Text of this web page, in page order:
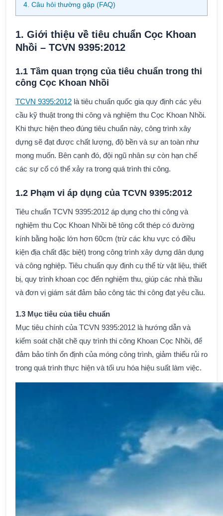
4. Câu hỏi thường gặp (FAQ)
1. Giới thiệu về tiêu chuẩn Cọc Khoan
Nhồi – TCVN 9395:2012
1.1 Tầm quan trọng của tiêu chuẩn trong thi
công Cọc Khoan Nhồi
TCVN 9395:2012 là tiêu chuẩn quốc gia quy định các yêu
cầu kỹ thuật trong thi công và nghiệm thu Cọc Khoan Nhồi.
Khi thực hiện theo đúng tiêu chuẩn này, công trình xây
dựng sẽ đạt được chất lượng, độ bền và sự an toàn như
mong muốn. Bên cạnh đó, đội ngũ nhân sự còn hạn chế
các sự cố có thể xảy ra trong quá trình thi công.
1.2 Phạm vi áp dụng của TCVN 9395:2012
Tiêu chuẩn TCVN 9395:2012 áp dụng cho thi công và
nghiệm thu Cọc Khoan Nhồi bê tông cốt thép có đường
kính bằng hoặc lớn hơn 60cm (trừ các khu vực có điều
kiện địa chất đặc biệt) trong công trình xây dựng dân dụng
và công nghiệp. Tiêu chuẩn quy định cụ thể từ vật liệu, thiết
bị, quy trình khoan cọc đến nghiệm thu, giúp các nhà thầu
và đơn vị giám sát đảm bảo công tác thi công đạt yêu cầu.
1.3 Mục tiêu của tiêu chuẩn
Mục tiêu chính của TCVN 9395:2012 là hướng dẫn và
kiểm soát chặt chẽ quy trình thi công Khoan Cọc Nhồi, để
đảm bảo tính ổn định của móng công trình, giảm thiểu rủi ro
trong quá trình thực hiện và tối ưu hóa hiệu suất làm việc.